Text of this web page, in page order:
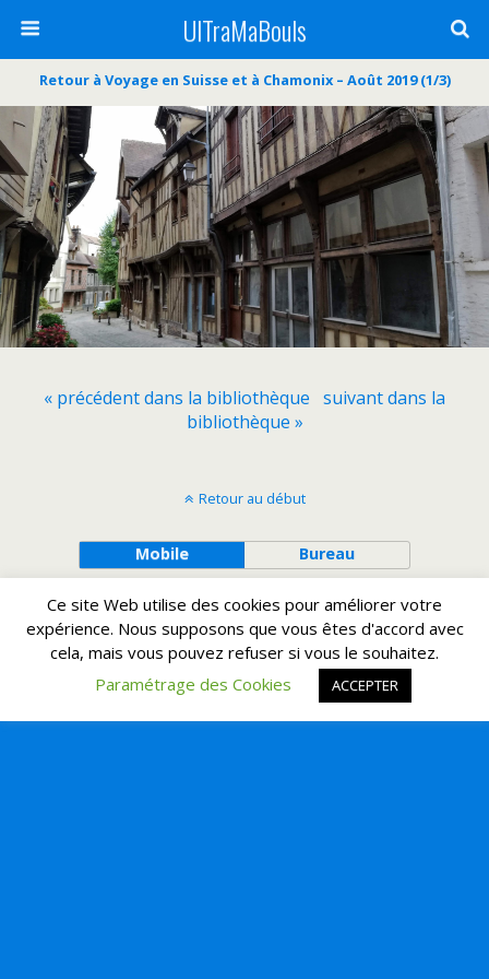
UlTraMaBouls
Retour à Voyage en Suisse et à Chamonix – Août 2019 (1/3)
« précédent dans la bibliothèque suivant dans la
bibliothèque »
Retour au début
Mobile Bureau
Ce site Web utilise des cookies pour améliorer votre
expérience. Nous supposons que vous êtes d'accord avec
cela, mais vous pouvez refuser si vous le souhaitez.
Paramétrage des Cookies
ACCEPTER